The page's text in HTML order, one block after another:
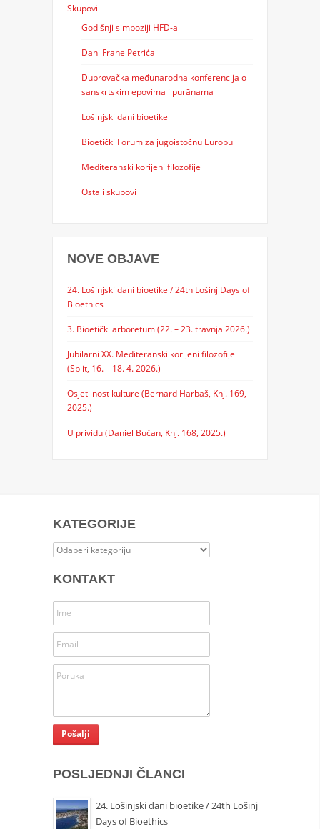
Skupovi
Godišnji simpoziji HFD-a
Dani Frane Petrića
Dubrovačka međunarodna konferencija o
sanskrtskim epovima i purāṇama
Lošinjski dani bioetike
Bioetički Forum za jugoistočnu Europu
Mediteranski korijeni filozofije
Ostali skupovi
NOVE OBJAVE
24. Lošinjski dani bioetike / 24th Lošinj Days of
Bioethics
3. Bioetički arboretum (22. – 23. travnja 2026.)
Jubilarni XX. Mediteranski korijeni filozofije
(Split, 16. – 18. 4. 2026.)
Osjetilnost kulture (Bernard Harbaš, Knj. 169,
2025.)
U prividu (Daniel Bučan, Knj. 168, 2025.)
KATEGORIJE
Kategorije
KONTAKT
POSLJEDNJI ČLANCI
24. Lošinjski dani bioetike / 24th Lošinj
Days of Bioethics